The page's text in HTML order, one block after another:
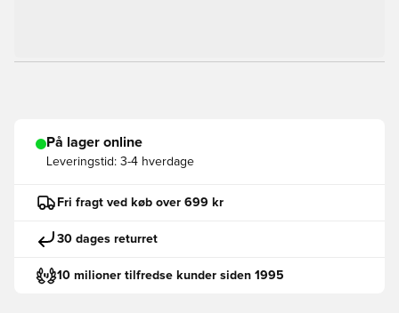
På lager online
Leveringstid: 3-4 hverdage
Fri fragt ved køb over 699 kr
30 dages returret
10 milioner tilfredse kunder siden 1995